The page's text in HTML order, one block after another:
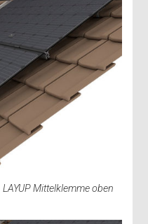
LAYUP Mittelklemme oben